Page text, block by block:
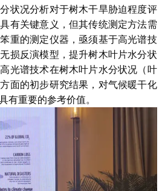
状况分析对于树木干旱胁迫程度评
有关键意义，但其传统测定方法需
重的测定仪器，亟须基于高光谱技
损反演模型，提升树木叶片水分状
光谱技术在树木叶片水分状况（叶
面的初步研究结果，对气候暖干化
有重要的参考价值。